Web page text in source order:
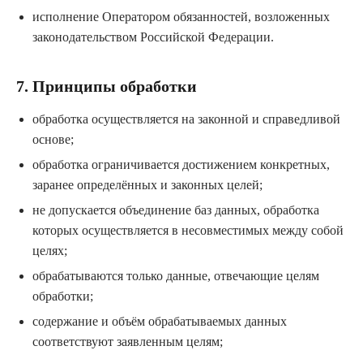
исполнение Оператором обязанностей, возложенных
законодательством Российской Федерации.
7. Принципы обработки
обработка осуществляется на законной и справедливой
основе;
обработка ограничивается достижением конкретных,
заранее определённых и законных целей;
не допускается объединение баз данных, обработка
которых осуществляется в несовместимых между собой
целях;
обрабатываются только данные, отвечающие целям
обработки;
содержание и объём обрабатываемых данных
соответствуют заявленным целям;